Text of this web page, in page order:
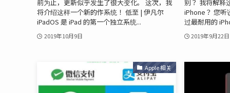
前为止，更新似乎发生了很大变化。 这次，我
将介绍这样一个新的作系统！ 低至 | 伊凡尔
iPadOS 是 iPad 的第一个独立系统...
2019年10月9日
别？ 我将解释
iPhone？ 您听
过最耐用的
2019年9月22日
Apple 相关